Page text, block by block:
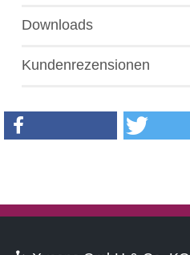
Downloads
Kundenrezensionen